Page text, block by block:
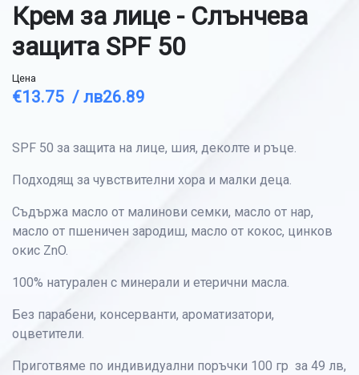
Крем за лице - Слънчева
защита SPF 50
Цена
€13.75 / лв26.89
SPF 50 за защита на лице, шия, деколте и ръце.
Подходящ за чувствителни хора и малки деца.
Съдържа масло от малинови семки, масло от нар,
масло от пшеничен зародиш, масло от кокос, цинков
окис ZnO.
100% натурален с минерали и етерични масла.
Без парабени, консерванти, ароматизатори,
оцветители.
Приготвяме по индивидуални поръчки 100 гр за 49 лв,